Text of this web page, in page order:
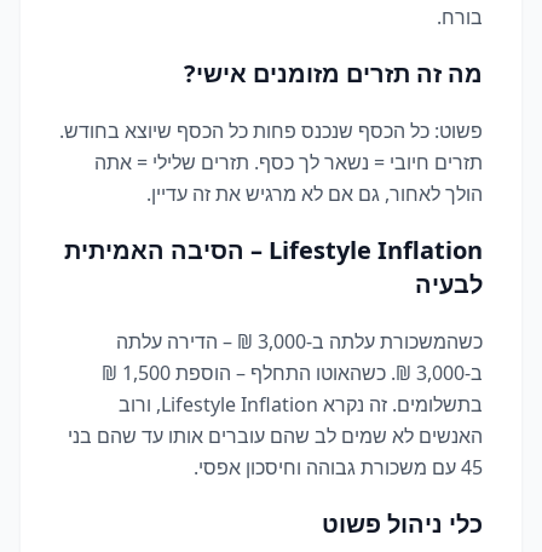
בורח.
מה זה תזרים מזומנים אישי?
פשוט: כל הכסף שנכנס פחות כל הכסף שיוצא בחודש.
תזרים חיובי = נשאר לך כסף. תזרים שלילי = אתה
הולך לאחור, גם אם לא מרגיש את זה עדיין.
Lifestyle Inflation – הסיבה האמיתית
לבעיה
כשהמשכורת עלתה ב-3,000 ₪ – הדירה עלתה
ב-3,000 ₪. כשהאוטו התחלף – הוספת 1,500 ₪
בתשלומים. זה נקרא Lifestyle Inflation, ורוב
האנשים לא שמים לב שהם עוברים אותו עד שהם בני
45 עם משכורת גבוהה וחיסכון אפסי.
כלי ניהול פשוט